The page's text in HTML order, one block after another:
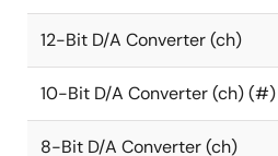
12-Bit D/A Converter (ch)
10-Bit D/A Converter (ch) (#)
8-Bit D/A Converter (ch)